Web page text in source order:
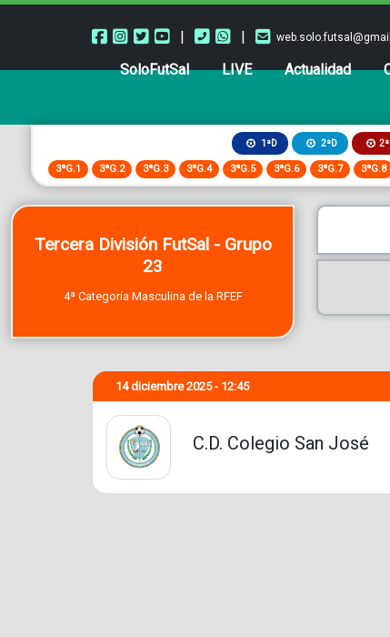
| |
SoloFutSal LIVE Actualidad
1ªD 2ªD
3ªG.1 3ªG.2 3ªG.3 3ªG.4 3ªG.5 3ªG.6 3ªG.7 3ªG.8
Tercera División FutSal - Grupo
23
4ª Categoría Masculina de la RFEF
14 diciembre 2025 - 12:45
C.D. Colegio San José